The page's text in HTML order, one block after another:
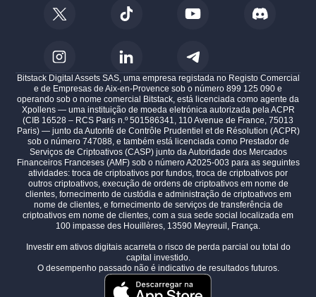
Bitstack Digital Assets SAS, uma empresa registada no Registo Comercial
e de Empresas de Aix-en-Provence sob o número 899 125 090 e
operando sob o nome comercial Bitstack, está licenciada como agente da
Xpollens — uma instituição de moeda eletrónica autorizada pela ACPR
(CIB 16528 – RCS Paris n.º 501586341, 110 Avenue de France, 75013
Paris) — junto da Autorité de Contrôle Prudentiel et de Résolution (ACPR)
sob o número 747088, e também está licenciada como Prestador de
Serviços de Criptoativos (CASP) junto da Autoridade dos Mercados
Financeiros Franceses (AMF) sob o número A2025-003 para as seguintes
atividades: troca de criptoativos por fundos, troca de criptoativos por
outros criptoativos, execução de ordens de criptoativos em nome de
clientes, fornecimento de custódia e administração de criptoativos em
nome de clientes, e fornecimento de serviços de transferência de
criptoativos em nome de clientes, com a sua sede social localizada em
100 impasse des Houillères, 13590 Meyreuil, França.
Investir em ativos digitais acarreta o risco de perda parcial ou total do
capital investido.
O desempenho passado não é indicativo de resultados futuros.